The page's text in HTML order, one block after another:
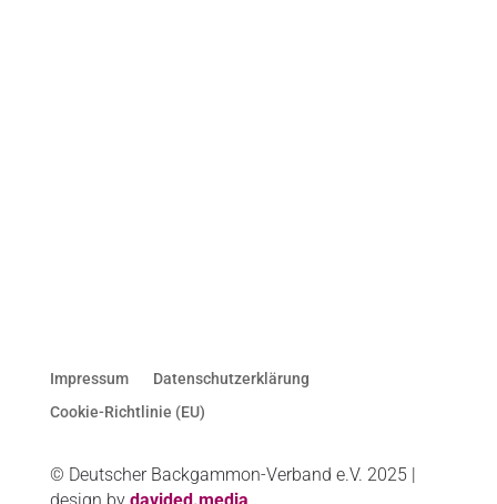
Impressum
Datenschutzerklärung
Cookie-Richtlinie (EU)
© Deutscher Backgammon-Verband e.V. 2025 |